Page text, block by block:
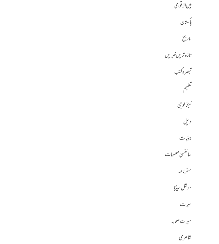
بین الاقوامی
پاکستان
تاریخ
تازہ ترین خبریں
تبصرہ کتب
تعلیم
ٹیکنالوجی
دلیل
دینیات
سائنسی معلومات
سفرنامہ
سوشل میڈیا
سیرت
سیرت صحابہ
شاعری